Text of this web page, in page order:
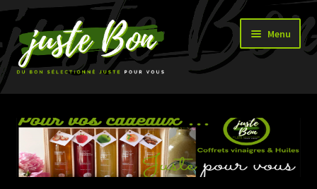
Aller
à
la
navigation
Aller
au
contenu
Menu
Accueil
Boutique
le
menu